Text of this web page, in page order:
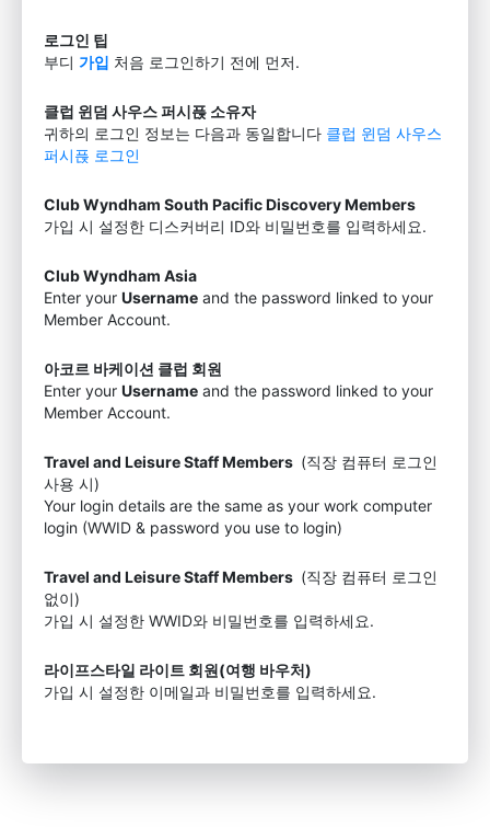
로그인 팁
부디 가입 처음 로그인하기 전에 먼저.
클럽 윈덤 사우스 퍼시픉 소유자
귀하의 로그인 정보는 다음과 동일합니다 클럽 윈덤 사우스
퍼시픉 로그인
Club Wyndham South Pacific Discovery Members
가입 시 설정한 디스커버리 ID와 비밀번호를 입력하세요.
Club Wyndham Asia
Enter your Username and the password linked to your
Member Account.
아코르 바케이션 클럽 회원
Enter your Username and the password linked to your
Member Account.
Travel and Leisure Staff Members (직장 컴퓨터 로그인
사용 시)
Your login details are the same as your work computer
login (WWID & password you use to login)
Travel and Leisure Staff Members (직장 컴퓨터 로그인
없이)
가입 시 설정한 WWID와 비밀번호를 입력하세요.
라이프스타일 라이트 회원(여행 바우처)
가입 시 설정한 이메일과 비밀번호를 입력하세요.